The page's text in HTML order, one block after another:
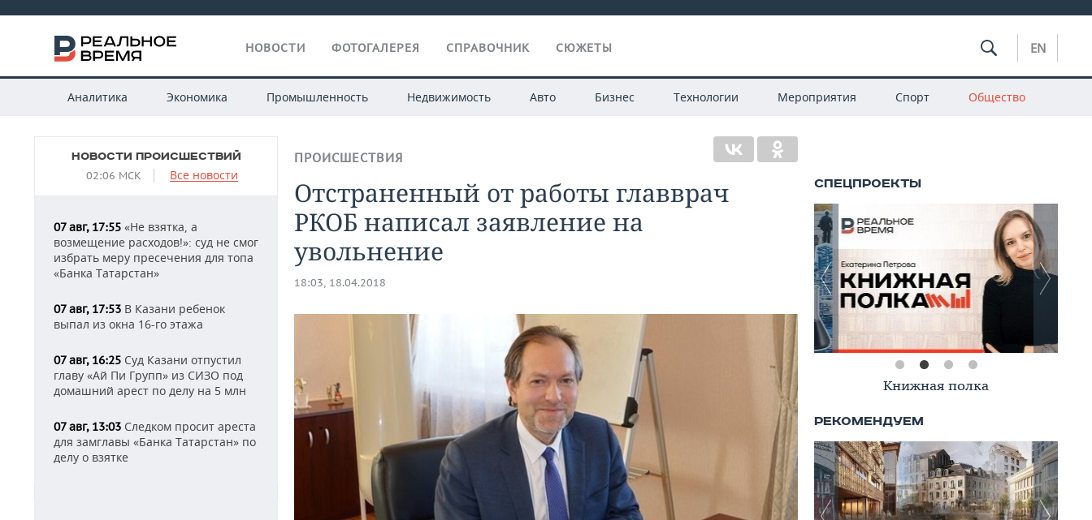
НОВОСТИ ФОТОГАЛЕРЕЯ СПРАВОЧНИК СЮЖЕТЫ EN
Аналитика Экономика Промышленность Недвижимость Авто Бизнес Технологии Мероприятия Спорт Общество
НОВОСТИ ПРОИСШЕСТВИЙ
02:06 МСК Все новости
07 авг, 17:55 «Не взятка, а
возмещение расходов!»: суд не смог
избрать меру пресечения для топа
«Банка Татарстан»
07 авг, 17:53 В Казани ребенок
выпал из окна 16-го этажа
07 авг, 16:25 Суд Казани отпустил
главу «Ай Пи Групп» из СИЗО под
домашний арест по делу на 5 млн
07 авг, 13:03 Следком просит ареста
для замглавы «Банка Татарстан» по
делу о взятке
ПРОИСШЕСТВИЯ
Отстраненный от работы главврач
РКОБ написал заявление на
увольнение
18:03, 18.04.2018
Книжная полка